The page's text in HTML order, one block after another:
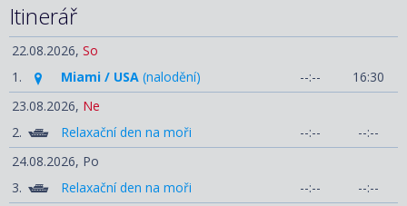
Itinerář
22.08.2026, So
1.
Miami / USA (nalodění) --:--
16:30
23.08.2026, Ne
2.
Relaxační den na moři --:--
--:--
24.08.2026, Po
3.
Relaxační den na moři --:--
--:--